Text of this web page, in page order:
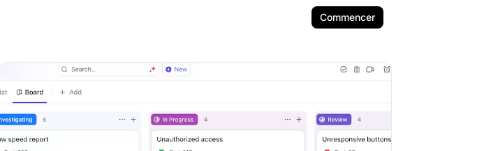
Commencer